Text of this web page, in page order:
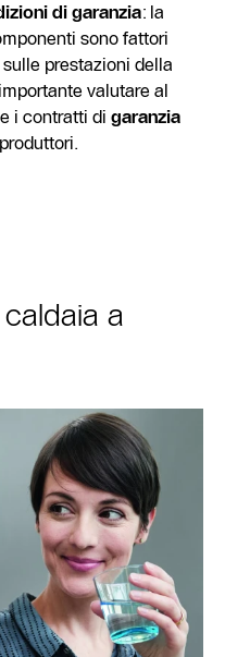
di garanzia: la
sono fattori
prestazioni della
valutare al
i contratti di garanzia
a